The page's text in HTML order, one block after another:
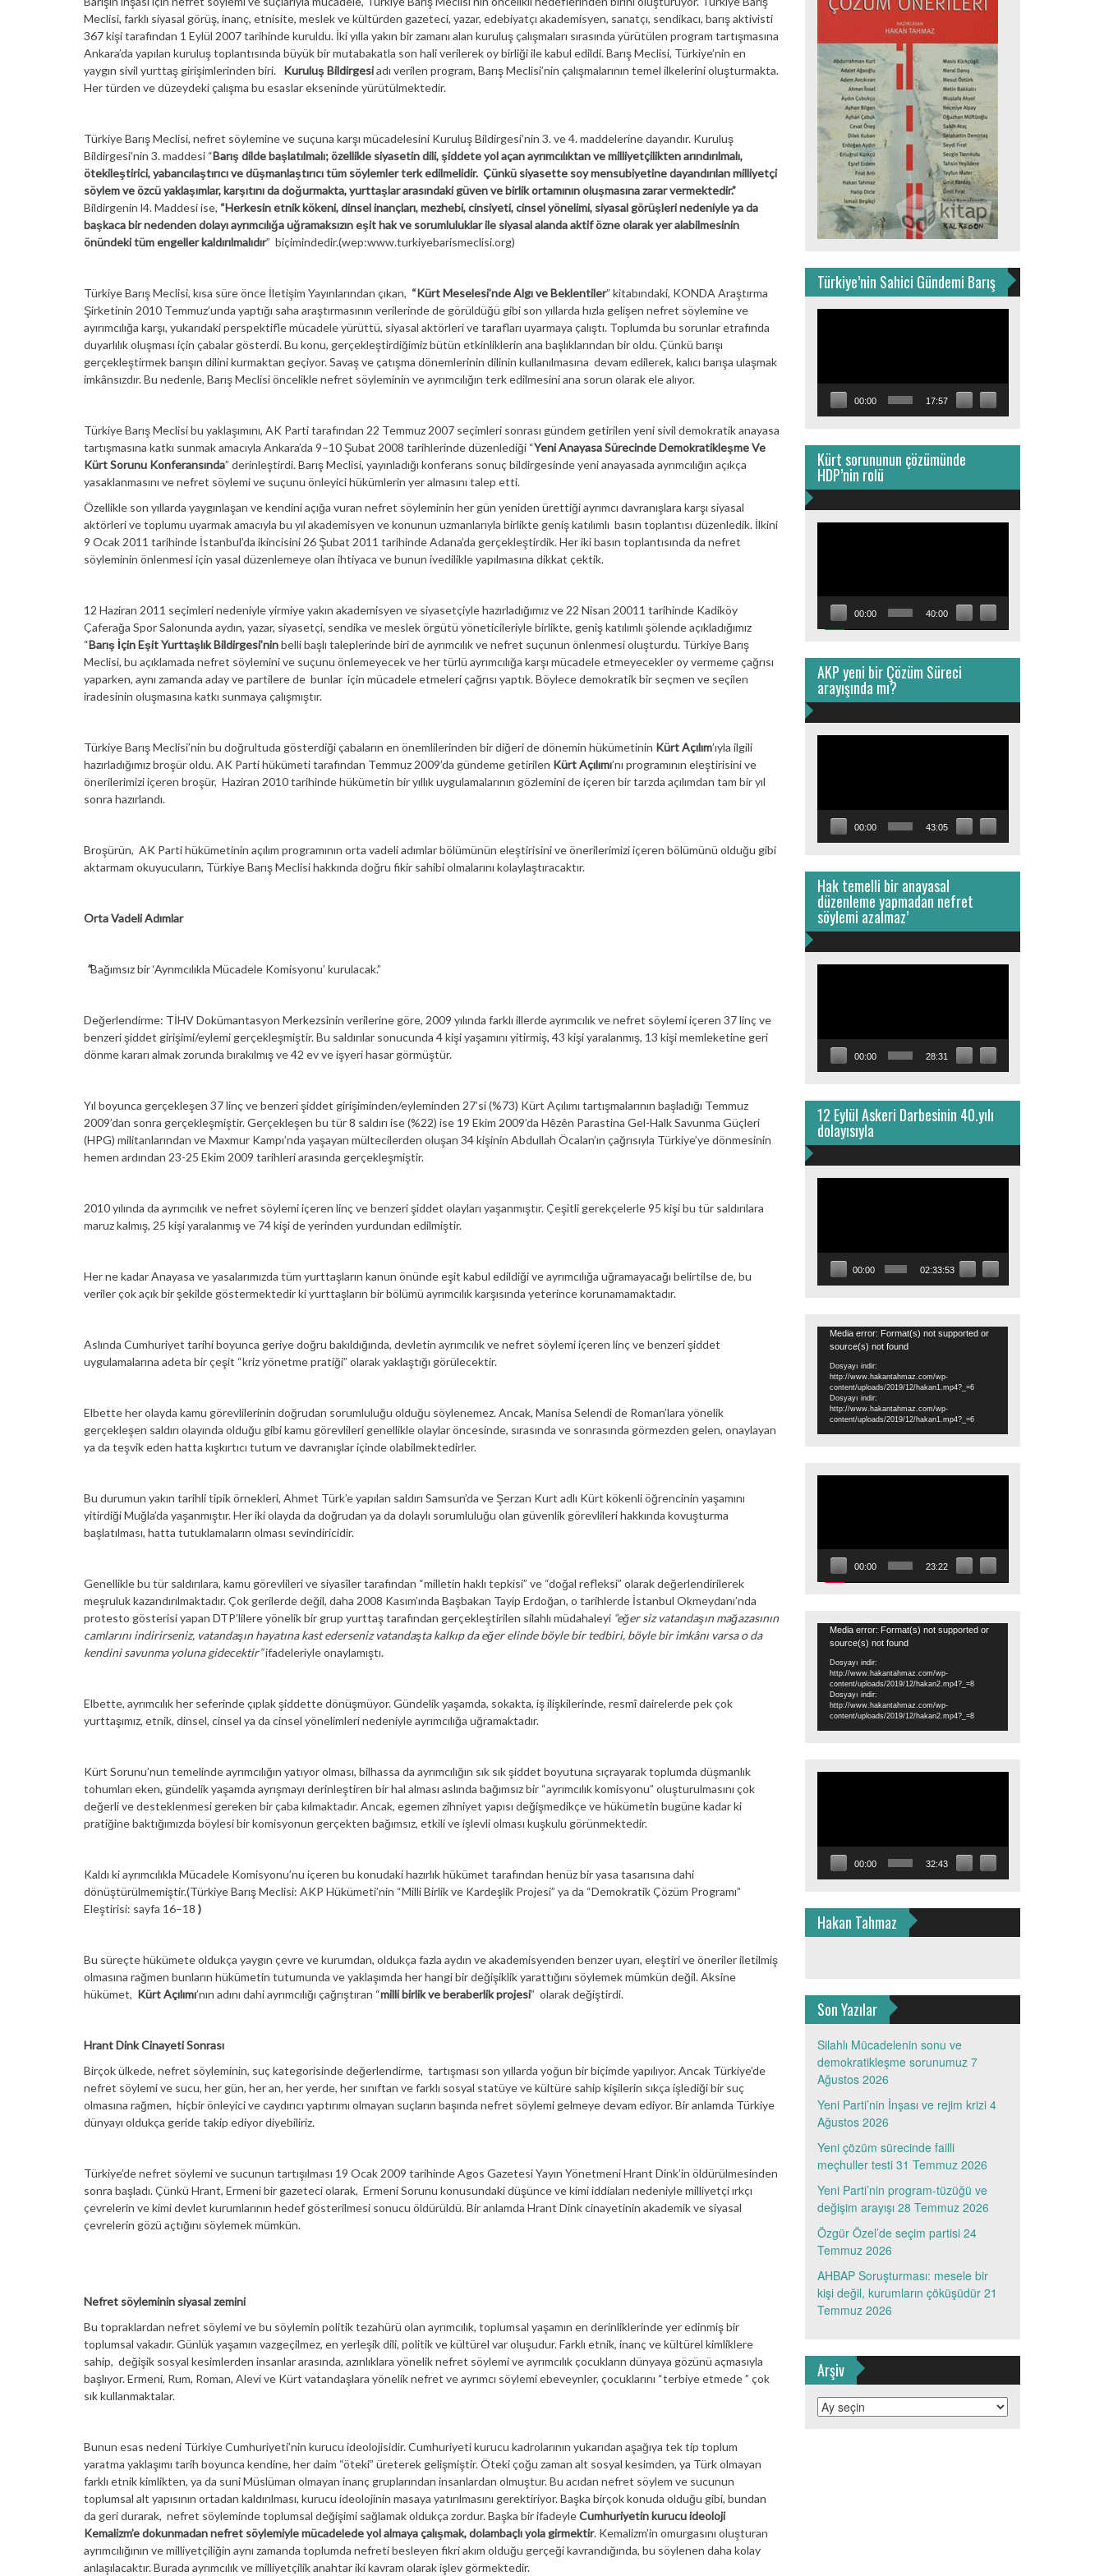
Meclisi, farklı siyasal görüş, inanç, etnisite, meslek ve kültürden gazeteci, yazar, edebiyatçı akademisyen, sanatçı, sendikacı, barış aktivisti
367 kişi tarafından 1 Eylül 2007 tarihinde kuruldu. İki yılla yakın bir zamanı alan kuruluş çalışmaları sırasında yürütülen program tartışmasına
Ankara’da yapılan kuruluş toplantısında büyük bir mutabakatla son hali verilerek oy birliği ile kabul edildi. Barış Meclisi, Türkiye’nin en
yaygın sivil yurttaş girişimlerinden biri. Kuruluş Bildirgesiadı verilen program, Barış Meclisi’nin çalışmalarının temel ilkelerini oluşturmakta.
Her türden ve düzeydeki çalışma bu esaslar ekseninde yürütülmektedir.
Türkiye Barış Meclisi, nefret söylemine ve suçuna karşı mücadelesini Kuruluş Bildirgesi’nin 3. ve 4. maddelerine dayandır. Kuruluş
Bildirgesi’nin 3. maddesi “Barış dilde başlatılmalı; özellikle siyasetin dili, şiddete yol açan ayrımcılıktan ve milliyetçilikten arındırılmalı,
ötekileştirici, yabancılaştırıcı ve düşmanlaştırıcı tüm söylemler terk edilmelidir. Çünkü siyasette soy mensubiyetine dayandırılan milliyetçi
söylem ve özcü yaklaşımlar, karşıtını da doğurmakta, yurttaşlar arasındaki güven ve birlik ortamının oluşmasına zarar vermektedir.”
Bildirgenin l4. Maddesi ise, “Herkesin etnik kökeni, dinsel inançları, mezhebi, cinsiyeti, cinsel yönelimi, siyasal görüşleri nedeniyle ya da
başkaca bir nedenden dolayı ayrımcılığa uğramaksızın eşit hak ve sorumluluklar ile siyasal alanda aktif özne olarak yer alabilmesinin
önündeki tüm engeller kaldırılmalıdır” biçimindedir.(wep:www.turkiyebarismeclisi.org)
Türkiye Barış Meclisi, kısa süre önce İletişim Yayınlarından çıkan, “Kürt Meselesi’nde Algı ve Beklentiler” kitabındaki, KONDA Araştırma
Şirketinin 2010 Temmuz’unda yaptığı saha araştırmasının verilerinde de görüldüğü gibi son yıllarda hızla gelişen nefret söylemine ve
ayırımcılığa karşı, yukarıdaki perspektifle mücadele yürüttü, siyasal aktörleri ve tarafları uyarmaya çalıştı. Toplumda bu sorunlar etrafında
duyarlılık oluşması için çabalar gösterdi. Bu konu, gerçekleştirdiğimiz bütün etkinliklerin ana başlıklarından bir oldu. Çünkü barışı
gerçekleştirmek barışın dilini kurmaktan geçiyor. Savaş ve çatışma dönemlerinin dilinin kullanılmasına devam edilerek, kalıcı barışa ulaşmak
imkânsızdır. Bu nedenle, Barış Meclisi öncelikle nefret söyleminin ve ayrımcılığın terk edilmesini ana sorun olarak ele alıyor.
Türkiye Barış Meclisi bu yaklaşımını, AK Parti tarafından 22 Temmuz 2007 seçimleri sonrası gündem getirilen yeni sivil demokratik anayasa
tartışmasına katkı sunmak amacıyla Ankara’da 9–10 Şubat 2008 tarihlerinde düzenlediği “Yeni Anayasa Sürecinde Demokratikleşme Ve
Kürt Sorunu Konferansında” derinleştirdi. Barış Meclisi, yayınladığı konferans sonuç bildirgesinde yeni anayasada ayrımcılığın açıkça
yasaklanmasını ve nefret söylemi ve suçunu önleyici hükümlerin yer almasını talep etti.
Özellikle son yıllarda yaygınlaşan ve kendini açığa vuran nefret söyleminin her gün yeniden ürettiği ayrımcı davranışlara karşı siyasal
aktörleri ve toplumu uyarmak amacıyla bu yıl akademisyen ve konunun uzmanlarıyla birlikte geniş katılımlı basın toplantısı düzenledik. İlkini
9 Ocak 2011 tarihinde İstanbul’da ikincisini 26 Şubat 2011 tarihinde Adana’da gerçekleştirdik. Her iki basın toplantısında da nefret
söyleminin önlenmesi için yasal düzenlemeye olan ihtiyaca ve bunun ivedilikle yapılmasına dikkat çektik.
12 Haziran 2011 seçimleri nedeniyle yirmiye yakın akademisyen ve siyasetçiyle hazırladığımız ve 22 Nisan 20011 tarihinde Kadiköy
Çaferağa Spor Salonunda aydın, yazar, siyasetçi, sendika ve meslek örgütü yöneticileriyle birlikte, geniş katılımlı şölende açıkladığımız
“Barış İçin Eşit Yurttaşlık Bildirgesi’ninbelli başlı taleplerinde biri de ayrımcılık ve nefret suçunun önlenmesi oluşturdu. Türkiye Barış
Meclisi, bu açıklamada nefret söylemini ve suçunu önlemeyecek ve her türlü ayrımcılığa karşı mücadele etmeyecekler oy vermeme çağrısı
yaparken, aynı zamanda aday ve partilere de bunlar için mücadele etmeleri çağrısı yaptık. Böylece demokratik bir seçmen ve seçilen
iradesinin oluşmasına katkı sunmaya çalışmıştır.
Türkiye Barış Meclisi’nin bu doğrultuda gösterdiği çabaların en önemlilerinden bir diğeri de dönemin hükümetinin Kürt Açılım’ıyla ilgili
hazırladığımız broşür oldu. AK Parti hükümeti tarafından Temmuz 2009’da gündeme getirilen Kürt Açılımı’nı programının eleştirisini ve
önerilerimizi içeren broşür, Haziran 2010 tarihinde hükümetin bir yıllık uygulamalarının gözlemini de içeren bir tarzda açılımdan tam bir yıl
sonra hazırlandı.
Broşürün, AK Parti hükümetinin açılım programının orta vadeli adımlar bölümünün eleştirisini ve önerilerimizi içeren bölümünü olduğu gibi
aktarmam okuyucuların, Türkiye Barış Meclisi hakkında doğru fikir sahibi olmalarını kolaylaştıracaktır.
Orta Vadeli Adımlar
“Bağımsız bir ‘Ayrımcılıkla Mücadele Komisyonu’ kurulacak.”
Değerlendirme: TİHV Dokümantasyon Merkezsinin verilerine göre, 2009 yılında farklı illerde ayrımcılık ve nefret söylemi içeren 37 linç ve
benzeri şiddet girişimi/eylemi gerçekleşmiştir. Bu saldırılar sonucunda 4 kişi yaşamını yitirmiş, 43 kişi yaralanmış, 13 kişi memleketine geri
dönme kararı almak zorunda bırakılmış ve 42 ev ve işyeri hasar görmüştür.
Yıl boyunca gerçekleşen 37 linç ve benzeri şiddet girişiminden/eyleminden 27’si (%73) Kürt Açılımı tartışmalarının başladığı Temmuz
2009’dan sonra gerçekleşmiştir. Gerçekleşen bu tür 8 saldırı ise (%22) ise 19 Ekim 2009’da Hêzên Parastina Gel-Halk Savunma Güçleri
(HPG) militanlarından ve Maxmur Kampı’nda yaşayan mültecilerden oluşan 34 kişinin Abdullah Öcalan’ın çağrısıyla Türkiye’ye dönmesinin
hemen ardından 23-25 Ekim 2009 tarihleri arasında gerçekleşmiştir.
2010 yılında da ayrımcılık ve nefret söylemi içeren linç ve benzeri şiddet olayları yaşanmıştır. Çeşitli gerekçelerle 95 kişi bu tür saldırılara
maruz kalmış, 25 kişi yaralanmış ve 74 kişi de yerinden yurdundan edilmiştir.
Her ne kadar Anayasa ve yasalarımızda tüm yurttaşların kanun önünde eşit kabul edildiği ve ayrımcılığa uğramayacağı belirtilse de, bu
veriler çok açık bir şekilde göstermektedir ki yurttaşların bir bölümü ayrımcılık karşısında yeterince korunamamaktadır.
Aslında Cumhuriyet tarihi boyunca geriye doğru bakıldığında, devletin ayrımcılık ve nefret söylemi içeren linç ve benzeri şiddet
uygulamalarına adeta bir çeşit “kriz yönetme pratiği” olarak yaklaştığı görülecektir.
Elbette her olayda kamu görevlilerinin doğrudan sorumluluğu olduğu söylenemez. Ancak, Manisa Selendi de Roman’lara yönelik
gerçekleşen saldırı olayında olduğu gibi kamu görevlileri genellikle olaylar öncesinde, sırasında ve sonrasında görmezden gelen, onaylayan
ya da teşvik eden hatta kışkırtıcı tutum ve davranışlar içinde olabilmektedirler.
Bu durumun yakın tarihli tipik örnekleri, Ahmet Türk’e yapılan saldırı Samsun’da ve Şerzan Kurt adlı Kürt kökenli öğrencinin yaşamını
yitirdiği Muğla’da yaşanmıştır. Her iki olayda da doğrudan ya da dolaylı sorumluluğu olan güvenlik görevlileri hakkında kovuşturma
başlatılması, hatta tutuklamaların olması sevindiricidir.
Genellikle bu tür saldırılara, kamu görevlileri ve siyasîler tarafından “milletin haklı tepkisi” ve “doğal refleksi” olarak değerlendirilerek
meşruluk kazandırılmaktadır. Çok gerilerde değil, daha 2008 Kasım’ında Başbakan Tayip Erdoğan, o tarihlerde İstanbul Okmeydanı’nda
protesto gösterisi yapan DTP’lilere yönelik bir grup yurttaş tarafından gerçekleştirilen silahlı müdahaleyi “eğer siz vatandaşın mağazasının
camlarını indirirseniz, vatandaşın hayatına kast ederseniz vatandaşta kalkıp da eğer elinde böyle bir tedbiri, böyle bir imkânı varsa o da
kendini savunma yoluna gidecektir”ifadeleriyle onaylamıştı.
Elbette, ayrımcılık her seferinde çıplak şiddette dönüşmüyor. Gündelik yaşamda, sokakta, iş ilişkilerinde, resmî dairelerde pek çok
yurttaşımız, etnik, dinsel, cinsel ya da cinsel yönelimleri nedeniyle ayrımcılığa uğramaktadır.
Kürt Sorunu’nun temelinde ayrımcılığın yatıyor olması, bilhassa da ayrımcılığın sık sık şiddet boyutuna sıçrayarak toplumda düşmanlık
tohumları eken, gündelik yaşamda ayrışmayı derinleştiren bir hal alması aslında bağımsız bir “ayrımcılık komisyonu” oluşturulmasını çok
değerli ve desteklenmesi gereken bir çaba kılmaktadır. Ancak, egemen zihniyet yapısı değişmedikçe ve hükümetin bugüne kadar ki
pratiğine baktığımızda böylesi bir komisyonun gerçekten bağımsız, etkili ve işlevli olması kuşkulu görünmektedir.
Kaldı ki ayrımcılıkla Mücadele Komisyonu’nu içeren bu konudaki hazırlık hükümet tarafından henüz bir yasa tasarısına dahi
dönüştürülmemiştir.(Türkiye Barış Meclisi: AKP Hükümeti’nin “Milli Birlik ve Kardeşlik Projesi” ya da “Demokratik Çözüm Programı”
Eleştirisi: sayfa 16–18 )
Bu süreçte hükümete oldukça yaygın çevre ve kurumdan, oldukça fazla aydın ve akademisyenden benzer uyarı, eleştiri ve öneriler iletilmiş
olmasına rağmen bunların hükümetin tutumunda ve yaklaşımda her hangi bir değişiklik yarattığını söylemek mümkün değil. Aksine
hükümet, Kürt Açılımı’nın adını dahi ayrımcılığı çağrıştıran “milli birlik ve beraberlik projesi” olarak değiştirdi.
Hrant Dink Cinayeti Sonrası
Birçok ülkede, nefret söyleminin, suç kategorisinde değerlendirme, tartışması son yıllarda yoğun bir biçimde yapılıyor. Ancak Türkiye’de
nefret söylemi ve sucu, her gün, her an, her yerde, her sınıftan ve farklı sosyal statüye ve kültüre sahip kişilerin sıkça işlediği bir suç
olmasına rağmen, hiçbir önleyici ve caydırıcı yaptırımı olmayan suçların başında nefret söylemi gelmeye devam ediyor. Bir anlamda Türkiye
dünyayı oldukça geride takip ediyor diyebiliriz.
Türkiye’de nefret söylemi ve sucunun tartışılması 19 Ocak 2009 tarihinde Agos Gazetesi Yayın Yönetmeni Hrant Dink’in öldürülmesinden
sonra başladı. Çünkü Hrant, Ermeni bir gazeteci olarak, Ermeni Sorunu konusundaki düşünce ve kimi iddiaları nedeniyle milliyetçi ırkçı
çevrelerin ve kimi devlet kurumlarının hedef gösterilmesi sonucu öldürüldü. Bir anlamda Hrant Dink cinayetinin akademik ve siyasal
çevrelerin gözü açtığını söylemek mümkün.
Nefret söyleminin siyasal zemini
Bu topraklardan nefret söylemi ve bu söylemin politik tezahürü olan ayrımcılık, toplumsal yaşamın en derinliklerinde yer edinmiş bir
toplumsal vakadır. Günlük yaşamın vazgeçilmez, en yerleşik dili, politik ve kültürel var oluşudur. Farklı etnik, inanç ve kültürel kimliklere
sahip, değişik sosyal kesimlerden insanlar arasında, azınlıklara yönelik nefret söylemi ve ayrımcılık çocukların dünyaya gözünü açmasıyla
başlıyor. Ermeni, Rum, Roman, Alevi ve Kürt vatandaşlara yönelik nefret ve ayrımcı söylemi ebeveynler, çocuklarını “terbiye etmede ” çok
sık kullanmaktalar.
Bunun esas nedeni Türkiye Cumhuriyeti’nin kurucu ideolojisidir. Cumhuriyeti kurucu kadrolarının yukarıdan aşağıya tek tip toplum
yaratma yaklaşımı tarih boyunca kendine, her daim “öteki” üreterek gelişmiştir. Öteki çoğu zaman alt sosyal kesimden, ya Türk olmayan
farklı etnik kimlikten, ya da suni Müslüman olmayan inanç gruplarından insanlardan olmuştur. Bu acıdan nefret söylem ve sucunun
toplumsal alt yapısının ortadan kaldırılması, kurucu ideolojinin masaya yatırılmasını gerektiriyor. Başka birçok konuda olduğu gibi, bundan
da geri durarak, nefret söyleminde toplumsal değişimi sağlamak oldukça zordur. Başka bir ifadeyleCumhuriyetin kurucu ideoloji
Kemalizm’e dokunmadan nefret söylemiyle mücadelede yol almaya çalışmak, dolambaçlı yola girmektir. Kemalizm’in omurgasını oluşturan
ayrımcılığının ve milliyetçiliğin aynı zamanda toplumda nefreti besleyen fikri akım olduğu gerçeği kavrandığında, bu söylenen daha kolay
anlaşılacaktır. Burada ayrımcılık ve milliyetçilik anahtar iki kavram olarak işlev görmektedir.
Türkiye’nin Sahici Gündemi Barış
00:00 17:57
Kürt sorununun çözümünde
HDP’nin rolü
00:00 40:00
AKP yeni bir Çözüm Süreci
arayışında mı?
00:00 43:05
Hak temelli bir anayasal
düzenleme yapmadan nefret
söylemi azalmaz’
00:00 28:31
12 Eylül Askeri Darbesinin 40.yılı
dolayısıyla
00:00 02:33:53
Video
oynatıcı
Media error: Format(s) not supported or
source(s) not found
Dosyayı indir:
http://www.hakantahmaz.com/wp-
content/uploads/2019/12/hakan1.mp4?_=6
Dosyayı indir:
http://www.hakantahmaz.com/wp-
content/uploads/2019/12/hakan1.mp4?_=6
00:00 23:22
Video
oynatıcı
Media error: Format(s) not supported or
source(s) not found
Dosyayı indir:
http://www.hakantahmaz.com/wp-
content/uploads/2019/12/hakan2.mp4?_=8
Dosyayı indir:
http://www.hakantahmaz.com/wp-
content/uploads/2019/12/hakan2.mp4?_=8
00:00 32:43
Hakan Tahmaz
Son Yazılar
Silahlı Mücadelenin sonu ve
demokratikleşme sorunumuz 7
Ağustos 2026
Yeni Parti’nin İnşası ve rejim krizi 4
Ağustos 2026
Yeni çözüm sürecinde failli
meçhuller testi 31 Temmuz 2026
Yeni Parti’nin program-tüzüğü ve
değişim arayışı 28 Temmuz 2026
Özgür Özel’de seçim partisi 24
Temmuz 2026
AHBAP Soruşturması: mesele bir
kişi değil, kurumların çöküşüdür 21
Temmuz 2026
Arşiv
Arşiv